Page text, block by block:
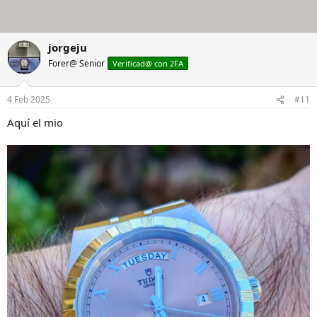
jorgeju
Forer@ Senior Verificad@ con 2FA
4 Feb 2025 #11
Aquí el mio